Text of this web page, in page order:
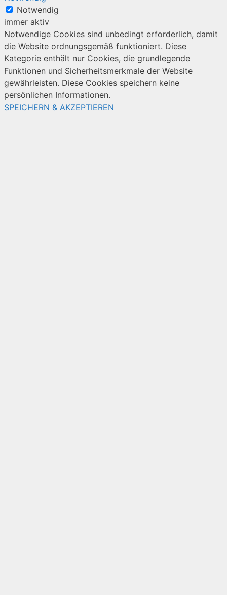
Notwendig
immer aktiv
Notwendige Cookies sind unbedingt erforderlich, damit
die Website ordnungsgemäß funktioniert. Diese
Kategorie enthält nur Cookies, die grundlegende
Funktionen und Sicherheitsmerkmale der Website
gewährleisten. Diese Cookies speichern keine
persönlichen Informationen.
SPEICHERN & AKZEPTIEREN